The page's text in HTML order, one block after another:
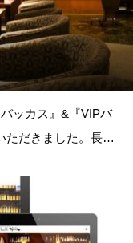
ッカス』&『VIPバ
ただきました。長年